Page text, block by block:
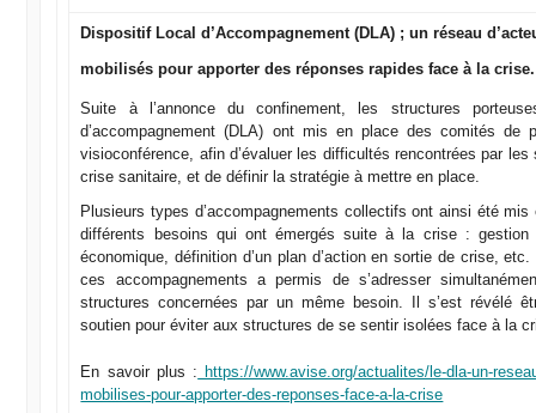
Dispositif Local d’Accompagnement (DLA) ; un réseau
mobilisés pour apporter des réponses rapides face à la crise.
Suite à l’annonce du confinement, les structures
d’accompagnement (DLA) ont mis en place des comités de
visioconférence, afin d’évaluer les difficultés rencontrées par
crise sanitaire, et de définir la stratégie à mettre en place.
Plusieurs types d’accompagnements collectifs ont ainsi été
différents besoins qui ont émergés suite à la crise : gestion
économique, définition d’un plan d’action en sortie de crise,
ces accompagnements a permis de s’adresser
structures concernées par un même besoin. Il s’est révélé
soutien pour éviter aux structures de se sentir isolées face à la
En savoir plus : https://www.avise.org/actualites/le-dla-un-
mobilises-pour-apporter-des-reponses-face-a-la-crise